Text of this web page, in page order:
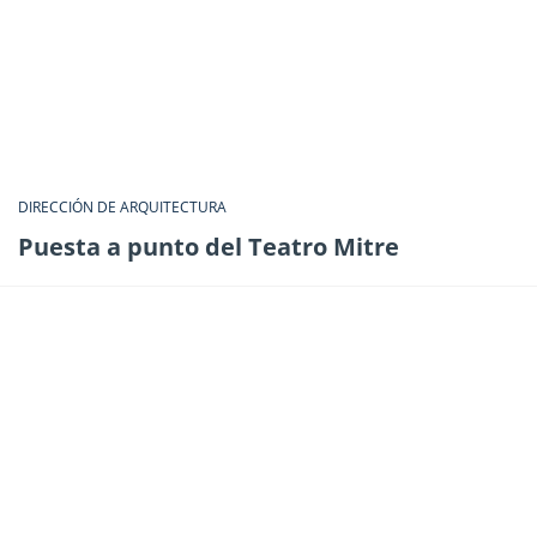
DIRECCIÓN DE ARQUITECTURA
Puesta a punto del Teatro Mitre